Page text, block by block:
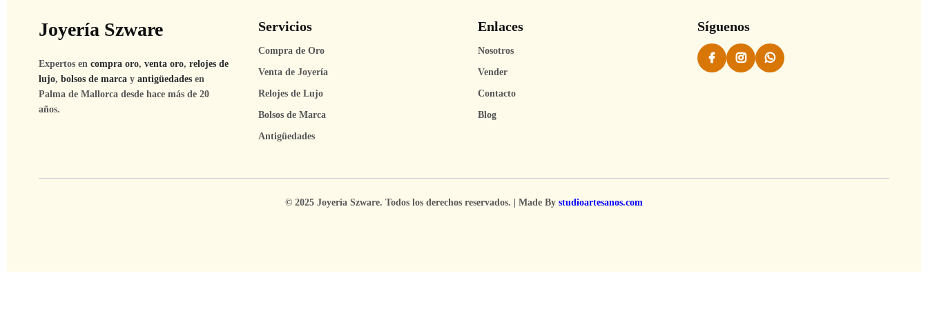
Joyería Szware
Expertos en compra oro, venta oro, relojes de
lujo, bolsos de marca y antigüedades en
Palma de Mallorca desde hace más de 20
años.
Servicios
Compra de Oro
Venta de Joyería
Relojes de Lujo
Bolsos de Marca
Antigüedades
Enlaces
Nosotros
Vender
Contacto
Blog
Síguenos
© 2025 Joyería Szware. Todos los derechos reservados. | Made By studioartesanos.com